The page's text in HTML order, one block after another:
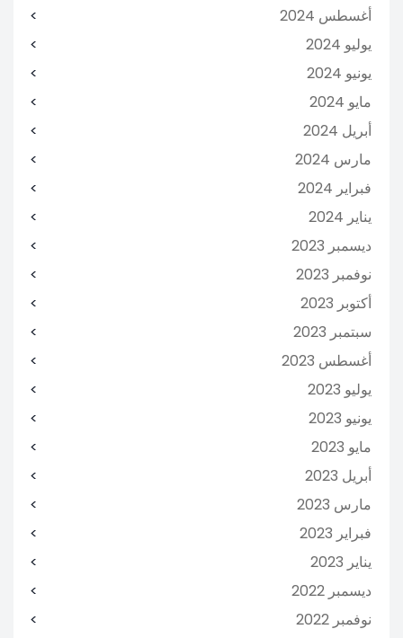
أغسطس 2024
يوليو 2024
يونيو 2024
مايو 2024
أبريل 2024
مارس 2024
فبراير 2024
يناير 2024
ديسمبر 2023
نوفمبر 2023
أكتوبر 2023
سبتمبر 2023
أغسطس 2023
يوليو 2023
يونيو 2023
مايو 2023
أبريل 2023
مارس 2023
فبراير 2023
يناير 2023
ديسمبر 2022
نوفمبر 2022